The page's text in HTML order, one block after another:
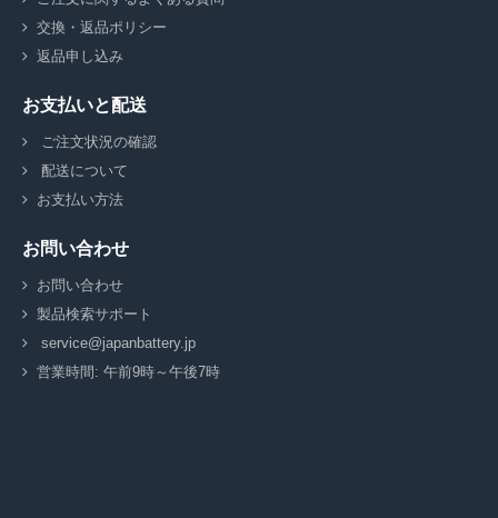
交換・返品ポリシー
返品申し込み
お支払いと配送
ご注文状況の確認
配送について
お支払い方法
お問い合わせ
お問い合わせ
製品検索サポート
service@japanbattery.jp
営業時間: 午前9時～午後7時